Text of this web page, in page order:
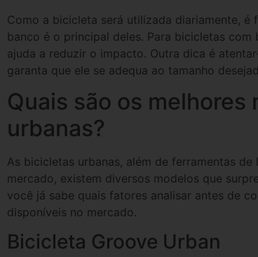
Como a bicicleta será utilizada diariamente,
banco é o principal deles. Para bicicletas
ajuda a reduzir o impacto. Outra dica é
garanta que ele se adequa ao tamanho
Quais são os
urbanas?
As bicicletas urbanas, além de ferramentas
mercado, existem diversos modelos que
você já sabe quais fatores analisar antes de
disponíveis no mercado.
Bicicleta Groove Urban